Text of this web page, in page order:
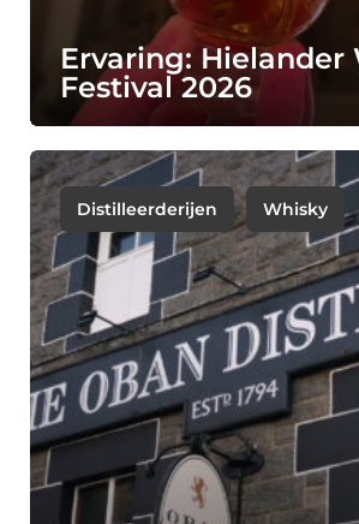
Ervaring: Hielander
Festival 2026
Distilleerderijen Whisky